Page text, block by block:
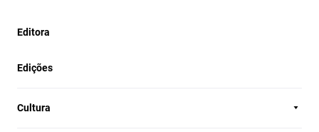
Editora
Edições
Cultura